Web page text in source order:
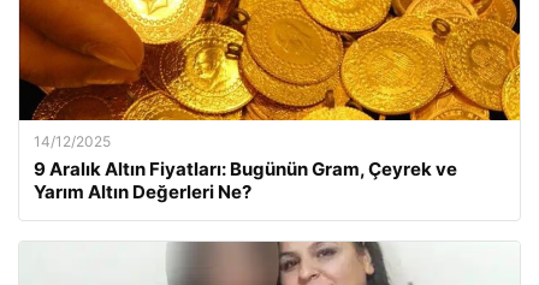
14/12/2025
9 Aralık Altın Fiyatları: Bugünün Gram, Çeyrek ve
Yarım Altın Değerleri Ne?